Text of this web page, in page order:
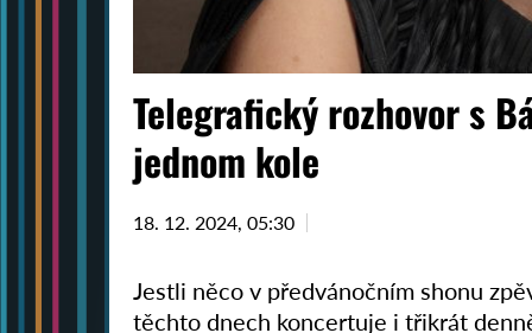
Telegrafický rozhovor s
jednom kole
18. 12. 2024, 05:30
Jestli něco v předvánočním shonu
těchto dnech koncertuje i třikrát